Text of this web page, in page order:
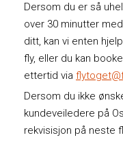
Dersom du er så
over 30 minutter
ditt, kan vi enten
fly, eller du kan
ettertid via
Dersom du ikke
kundeveiledere på
rekvisisjon på neste